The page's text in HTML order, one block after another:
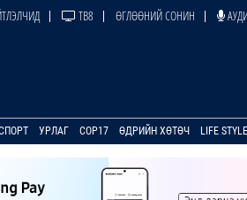
ТВ8 ӨГЛӨӨНИЙ СОНИН
УРЛАГ COP17 ӨДРИЙН ХӨТӨЧ LIFE STYLE